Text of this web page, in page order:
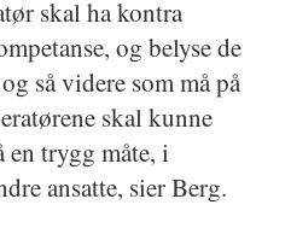
skal ha kontra
og belyse de
så videre som må på
skal kunne
en trygg måte, i
ansatte, sier Berg.